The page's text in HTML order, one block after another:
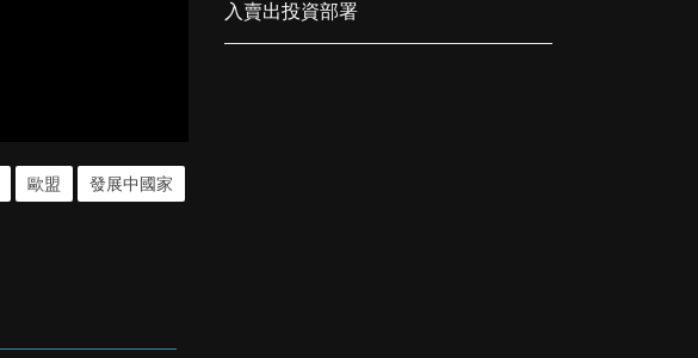
歐盟
發展中國家
入賣出投資部署